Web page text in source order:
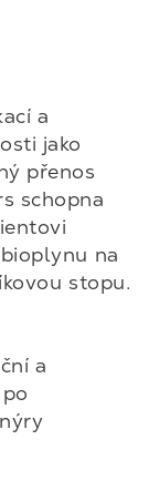
a
jako
přenos
schopna
na
stopu.
a